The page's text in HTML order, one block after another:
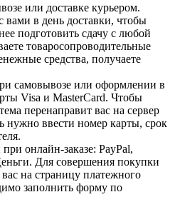
или доставке курьером.
вами в день доставки, чтобы
подготовить сдачу с любой
товаросопроводительные
средства, получаете
самовывозе или оформлении в
Visa и MasterCard. Чтобы
перенаправит вас на сервер
нужно ввести номер карты, срок
онлайн-заказе: PayPal,
Для совершения покупки
на страницу платежного
заполнить форму по